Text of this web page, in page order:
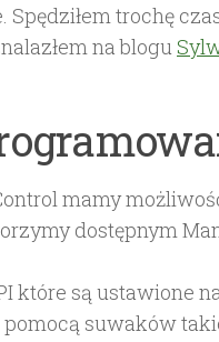
trochę
na blogu
mamy
dostępnym
które są ustawione
suwaków